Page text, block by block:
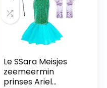
Le SSara Meisjes
zeemeermin
prinses Ariel